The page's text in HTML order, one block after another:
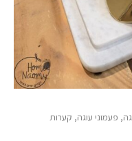
פעמוני עוגה, קערות